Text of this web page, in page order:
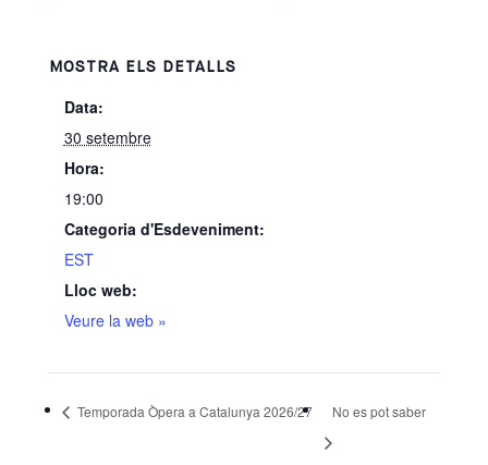
MOSTRA ELS DETALLS
Data:
30 setembre
Hora:
19:00
Categoria d'Esdeveniment:
EST
Lloc web:
Veure la web »
Temporada Òpera a Catalunya 2026/27 No es pot saber